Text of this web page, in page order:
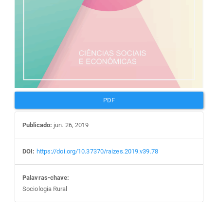
PDF
Publicado: jun. 26, 2019
DOI: https://doi.org/10.37370/raizes.2019.v39.78
Palavras-chave:
Sociologia Rural